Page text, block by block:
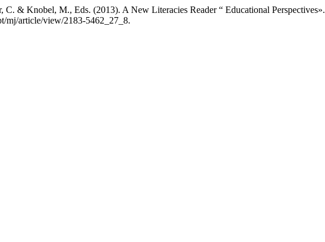
C. & Knobel, M., Eds. (2013). A New Literacies Reader “ Educational Perspectives».
mj/article/view/2183-5462_27_8.